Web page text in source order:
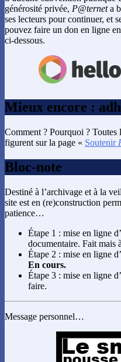
générosité privée, P@terneta
ses lecteurs pour continuer, et
pouvez faire un don en ligne
ci-dessous.
Mieux encore :
Comment ? Pourquoi ? Toutes
figurent sur la page « Soutenir
Bloc-note
Destiné à l’archivage et à la
site est en (re)construction
patience…
Étape 1 : mise en ligne
documentaire. Fait mais
Étape 2 : mise en ligne
En cours.
Étape 3 : mise en ligne
faire.
Message personnel…